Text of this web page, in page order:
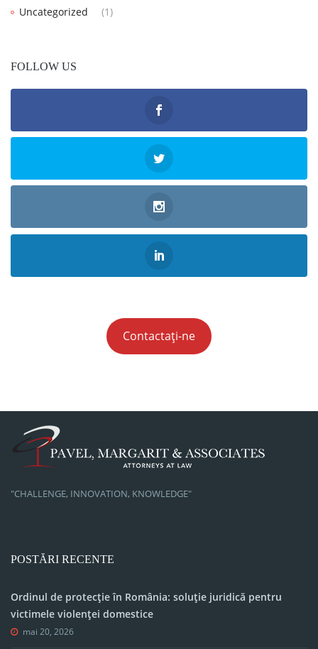
Uncategorized
(1)
FOLLOW US
Contactați-ne
"CHALLENGE, INNOVATION, KNOWLEDGE"
POSTĂRI RECENTE
Ordinul de protecție în România: soluție juridică pentru
victimele violenței domestice
mai 20, 2026